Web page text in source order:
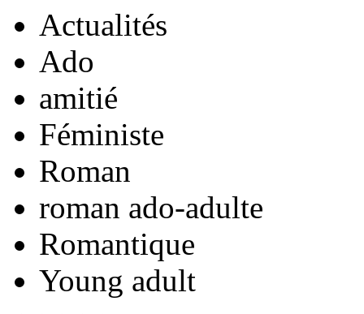
Actualités
Ado
amitié
Féministe
Roman
roman ado-adulte
Romantique
Young adult